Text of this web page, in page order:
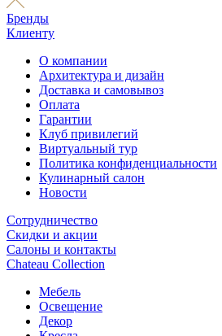
Бренды
Клиенту
О компании
Архитектура и дизайн
Доставка и самовывоз
Оплата
Гарантии
Клуб привилегий
Виртуальный тур
Политика конфиденциальности
Кулинарный салон
Новости
Сотрудничество
Скидки и акции
Салоны и контакты
Chateau Collection
Мебель
Освещение
Декор